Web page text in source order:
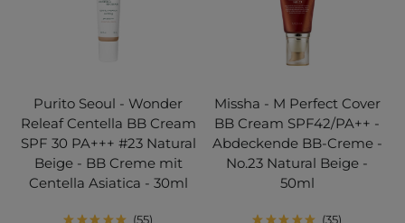
Purito Seoul - Wonder
Releaf Centella BB Cream
SPF 30 PA+++ #23 Natural
Beige - BB Creme mit
Centella Asiatica - 30ml
55
Missha - M Perfect Cover
BB Cream SPF42/PA++ -
Abdeckende BB-Creme -
No.23 Natural Beige -
50ml
35